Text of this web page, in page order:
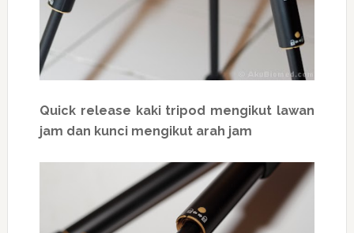
Quick release kaki tripod mengikut lawan
jam dan kunci mengikut arah jam